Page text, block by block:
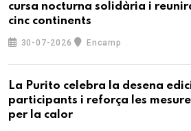
cursa nocturna solidària i
cinc continents
30-07-2026 Encamp
La Purito celebra la desena
participants i reforça les
per la calor